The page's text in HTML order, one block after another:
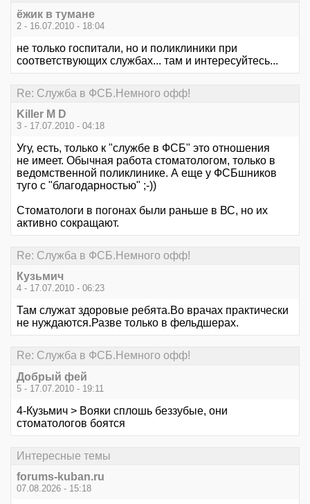
ёжик в тумане
2 - 16.07.2010 - 18:04
не только госпитали, но и поликлиники при
соответствующих службах... там и интересуйтесь...
Re: Служба в ФСБ.Немного офф!
Killer M D
3 - 17.07.2010 - 04:18
Угу, есть, только к "службе в ФСБ" это отношения
не имеет. Обычная работа стоматологом, только в
ведомственной поликлинике. А еще у ФСБшников
туго с "благодарностью" ;-))
Стоматологи в погонах были раньше в ВС, но их
активно сокращают.
Re: Служба в ФСБ.Немного офф!
Кузьмич
4 - 17.07.2010 - 06:23
Там служат здоровые ребята.Во врачах практически
не нуждаются.Разве только в фельдшерах.
Re: Служба в ФСБ.Немного офф!
Добрый фей
5 - 17.07.2010 - 19:11
4-Кузьмич > Вояки сплошь беззубые, они
стоматологов боятся
Интересные темы
forums-kuban.ru
07.08.2026 - 15:18